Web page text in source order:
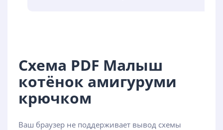
Схема PDF Малыш
котёнок амигуруми
крючком
Ваш браузер не поддерживает вывод схемы